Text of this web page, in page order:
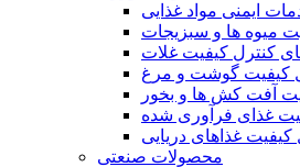
ایمنی مواد غذایی
میوه ها و سبزیجات
کنترل کیفیت غلات
کیفیت گوشت و مرغ
آفت کش ها و بخور
غذای فرآوری شده
کیفیت غذاهای دریایی
محصولات صنعتی